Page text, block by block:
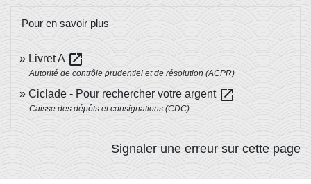
Pour en savoir plus
Livret A open_in_new
Autorité de contrôle prudentiel et de résolution (ACPR)
Ciclade - Pour rechercher votre argent open_in_new
Caisse des dépôts et consignations (CDC)
Signaler une erreur sur cette page